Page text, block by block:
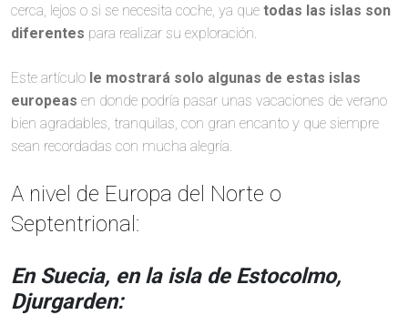
cerca, lejos o si se necesita coche, ya que todas las islas son
diferentes para realizar su exploración.
Este artículo le mostrará solo algunas de estas islas
europeas en donde podría pasar unas vacaciones de verano
bien agradables, tranquilas, con gran encanto y que siempre
sean recordadas con mucha alegría.
A nivel de Europa del Norte o
Septentrional:
En Suecia, en la isla de Estocolmo,
Djurgarden: